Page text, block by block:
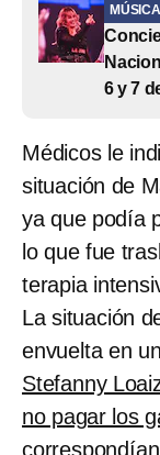
MÚSICA
6 y 7
Médicos le
situación de
ya que podía
lo que fue
terapia
La situación
envuelta en
Stefanny
no pagar los